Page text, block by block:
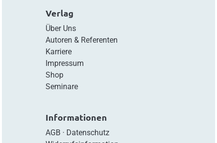
Verlag
Über Uns
Autoren & Referenten
Karriere
Impressum
Shop
Seminare
Informationen
AGB · Datenschutz